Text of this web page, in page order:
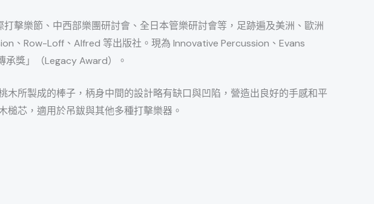
擊樂節、中西部樂團研討會、全日本管樂研討會等，足跡遍及美洲、歐洲
、Row-Loff、Alfred 等出版社。現為 Innovative Percussion、Evans
承獎」（Legacy Award）。
所製成的棒子，柄身中間的設計略有缺口與凹陷，營造出良好的手感和平
芯，適用於吊鈸與其他多種打擊樂器。